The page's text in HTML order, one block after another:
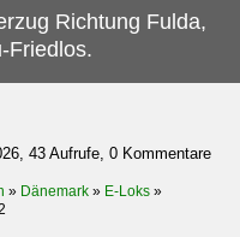
Richtung Fulda,
Friedlos.
43 Aufrufe, 0 Kommentare
» Dänemark » E-Loks »